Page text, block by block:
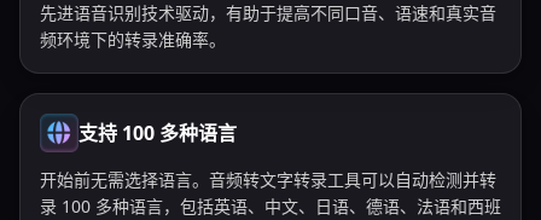
先进语音识别技术驱动，有助于提高不同口音、语速和真实音
频环境下的转录准确率。
支持 100 多种语言
开始前无需选择语言。音频转文字转录工具可以自动检测并转
录 100 多种语言，包括英语、中文、日语、德语、法语和西班